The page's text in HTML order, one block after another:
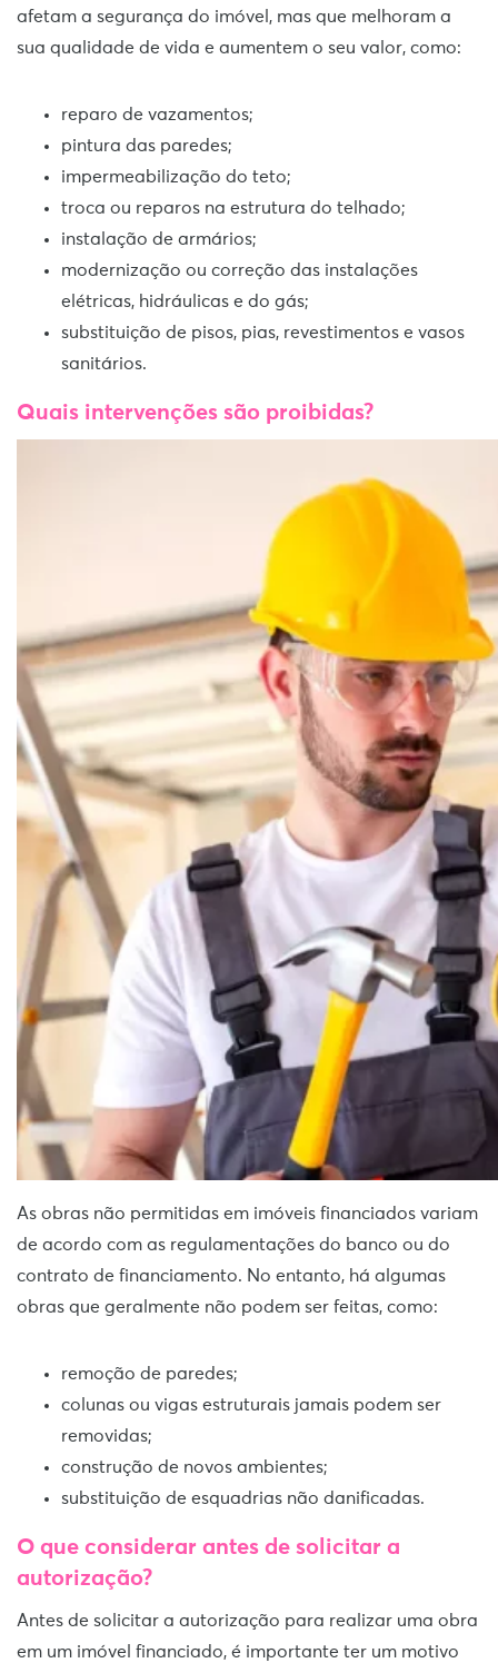
afetam a segurança do imóvel, mas que melhoram a
sua qualidade de vida e aumentem o seu valor, como:
reparo de vazamentos;
pintura das paredes;
impermeabilização do teto;
troca ou reparos na estrutura do telhado;
instalação de armários;
modernização ou correção das instalações
elétricas, hidráulicas e do gás;
substituição de pisos, pias, revestimentos e vasos
sanitários.
Quais intervenções são proibidas?
As obras não permitidas em imóveis financiados variam
de acordo com as regulamentações do banco ou do
contrato de financiamento. No entanto, há algumas
obras que geralmente não podem ser feitas, como:
remoção de paredes;
colunas ou vigas estruturais jamais podem ser
removidas;
construção de novos ambientes;
substituição de esquadrias não danificadas.
O que considerar antes de solicitar a
autorização?
Antes de solicitar a autorização para realizar uma obra
em um imóvel financiado, é importante ter um motivo